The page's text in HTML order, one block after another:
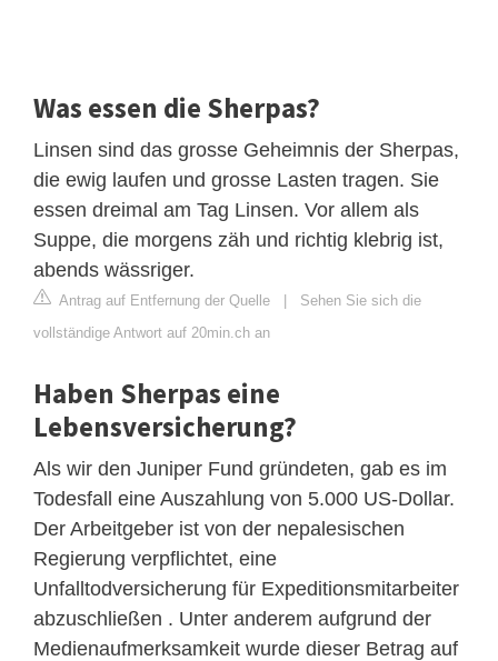
Was essen die Sherpas?
Linsen sind das grosse Geheimnis der Sherpas,
die ewig laufen und grosse Lasten tragen. Sie
essen dreimal am Tag Linsen. Vor allem als
Suppe, die morgens zäh und richtig klebrig ist,
abends wässriger.
Antrag auf Entfernung der Quelle | Sehen Sie sich die
vollständige Antwort auf 20min.ch an
Haben Sherpas eine
Lebensversicherung?
Als wir den Juniper Fund gründeten, gab es im
Todesfall eine Auszahlung von 5.000 US-Dollar.
Der Arbeitgeber ist von der nepalesischen
Regierung verpflichtet, eine
Unfalltodversicherung für Expeditionsmitarbeiter
abzuschließen . Unter anderem aufgrund der
Medienaufmerksamkeit wurde dieser Betrag auf